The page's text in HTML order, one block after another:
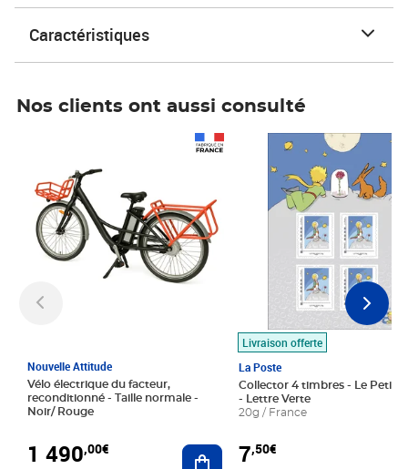
Caractéristiques
Nos clients ont aussi consulté
Nouvelle Attitude
Vélo électrique du facteur,
reconditionné - Taille normale -
Noir/ Rouge
1 490,00€ Ajouter au panier
Livraison offerte
La Poste
Collector 4 timbres - Le Petit
- Lettre Verte
20g / France
7,50€
Prix 7,50€